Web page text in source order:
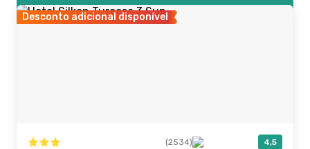
Desconto adicional disponível
(2534) 4,5